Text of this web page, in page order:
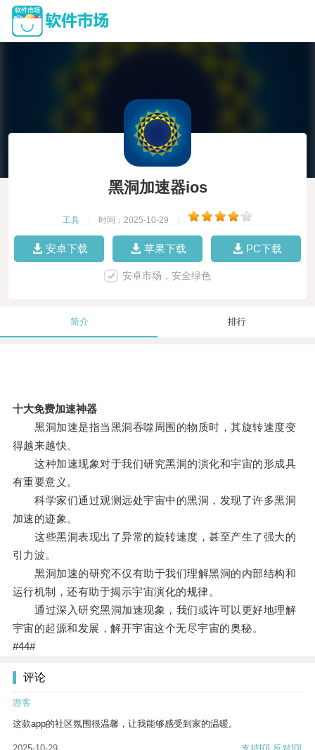
黑洞加速器ios
工具 时间：2025-10-29
安卓下载 苹果下载 PC下载
安卓市场，安全绿色
简介 排行
十大免费加速神器
黑洞加速是指当黑洞吞噬周围的物质时，其旋转速度变
得越来越快。
这种加速现象对于我们研究黑洞的演化和宇宙的形成具
有重要意义。
科学家们通过观测远处宇宙中的黑洞，发现了许多黑洞
加速的迹象。
这些黑洞表现出了异常的旋转速度，甚至产生了强大的
引力波。
黑洞加速的研究不仅有助于我们理解黑洞的内部结构和
运行机制，还有助于揭示宇宙演化的规律。
通过深入研究黑洞加速现象，我们或许可以更好地理解
宇宙的起源和发展，解开宇宙这个无尽宇宙的奥秘。
#44#
评论
游客
这款app的社区氛围很温馨，让我能够感受到家的温暖。